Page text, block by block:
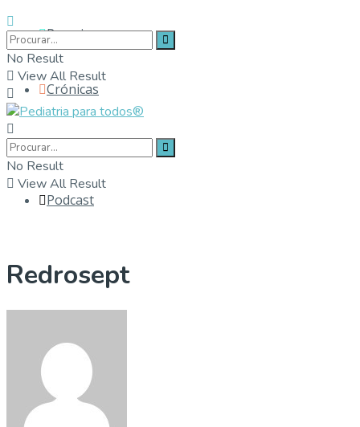
Parceiros
Crónicas
Contactos
Podcast
No Result
View All Result
No Result
View All Result
Redrosept